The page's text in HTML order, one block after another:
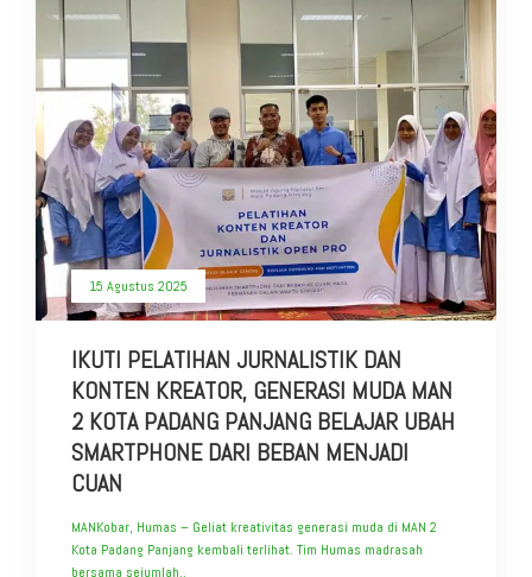
15 Agustus 2025
IKUTI PELATIHAN JURNALISTIK DAN
KONTEN KREATOR, GENERASI MUDA MAN
2 KOTA PADANG PANJANG BELAJAR UBAH
SMARTPHONE DARI BEBAN MENJADI
CUAN
MANKobar, Humas – Geliat kreativitas generasi muda di MAN 2
Kota Padang Panjang kembali terlihat. Tim Humas madrasah
bersama sejumlah..